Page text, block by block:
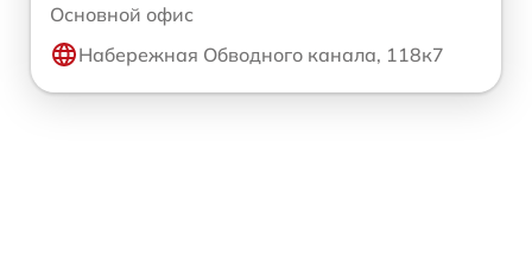
Основной офис
Набережная Обводного канала, 118к7